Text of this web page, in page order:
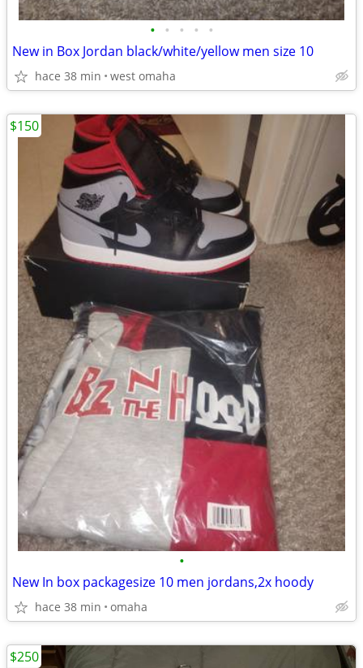
• • • • •
New in Box Jordan black/white/yellow men size 10
hace 38 min west omaha
•
New In box packagesize 10 men jordans,2x hoody
hace 38 min omaha
$150
$250